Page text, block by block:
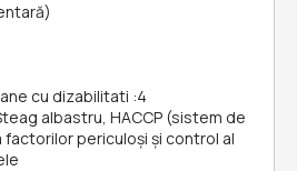
cu dizabilitati :4
albastru, HACCP (sistem de
factorilor periculoşi și control al